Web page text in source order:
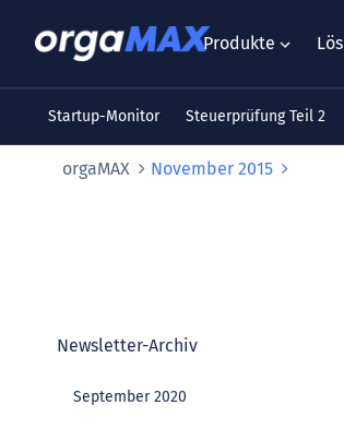
Produkte
Startup-Monitor Steuerprüfung Teil 2
orgaMAX November 2015
Newsletter-Archiv
September 2020